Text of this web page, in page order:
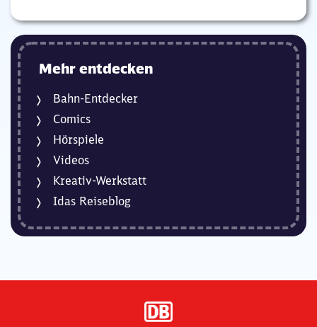
Mehr entdecken
Bahn-Entdecker
Comics
Hörspiele
Videos
Kreativ-Werkstatt
Idas Reiseblog